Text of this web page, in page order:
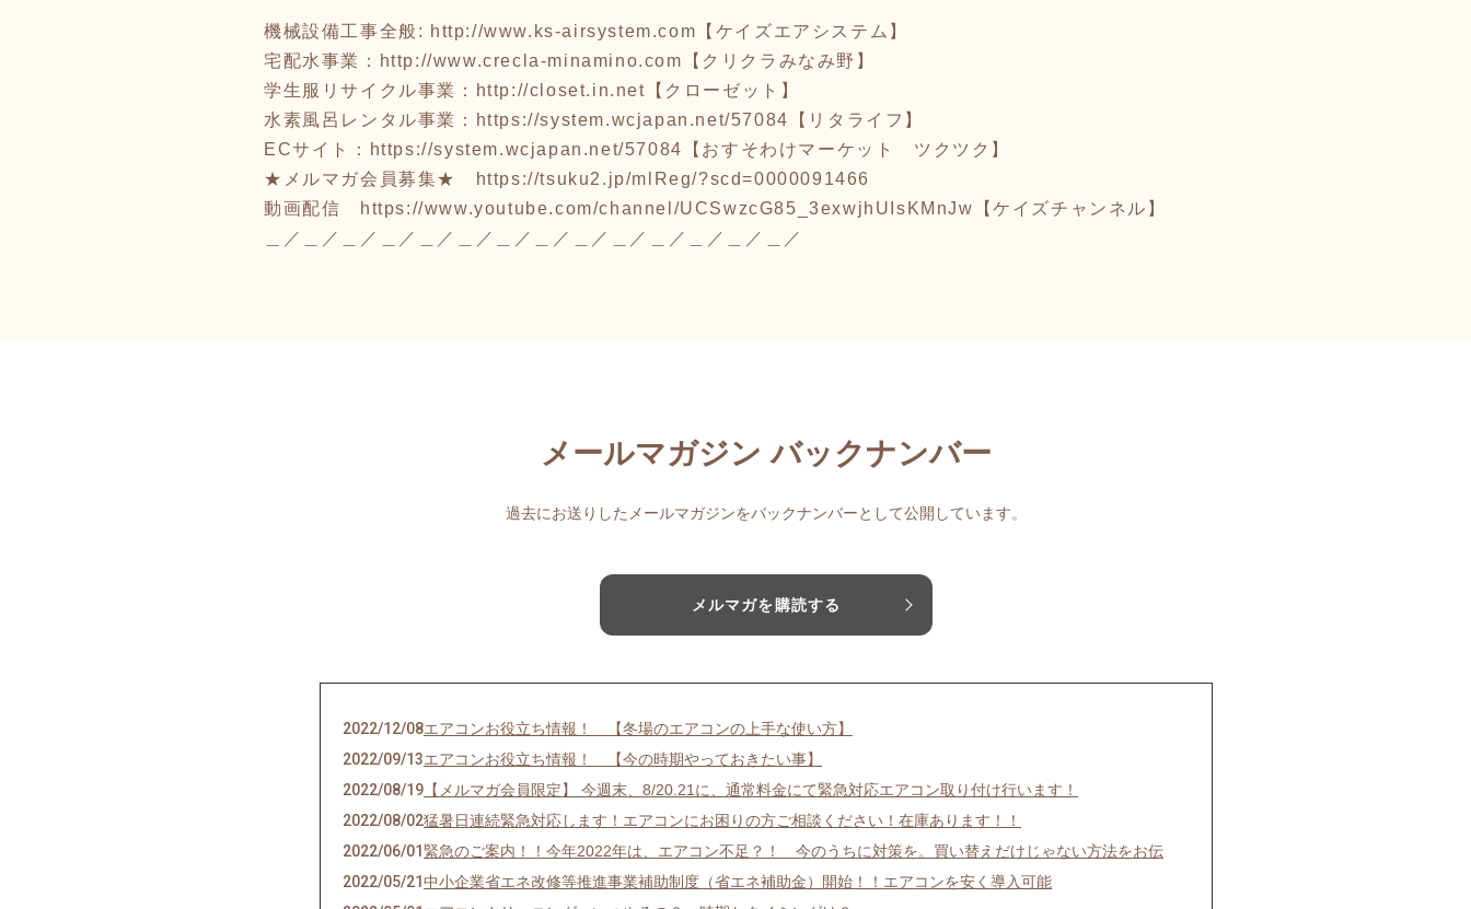
機械設備工事全般: http://www.ks-airsystem.com 【ケイズエアシステム】
宅配水事業：
http://www.crecla-minamino.com 【クリクラみなみ野】
学生服リサイクル事業：
http://closet.in.net 【クローゼット】
水素風呂レンタル事業：
https://system.wcjapan.net/57084
【リタライフ】
ECサイト：
https://system.wcjapan.net/57084
【おすそわけマーケット ツクツク】
★メルマガ会員募集★
https://tsuku2.jp/mlReg/?scd=0000091466
動画配信
https://www.youtube.com/channel/UCSwzcG85_3exwjhUIsKMnJw 【ケイズチャンネル】
＿／＿／＿／＿／＿／＿／＿／＿／＿／＿／＿／＿／＿／＿／
メールマガジン バックナンバー
過去にお送りしたメールマガジンをバックナンバーとして公開しています。
メルマガを購読する
2022/12/08エアコンお役立ち情報！ 【冬場のエアコンの上手な使い方】
2022/09/13エアコンお役立ち情報！ 【今の時期やっておきたい事】
2022/08/19 【メルマガ会員限定】 今週末、8/20.21に、通常料金にて緊急対応エアコン取り付け行います！
2022/08/02猛暑日連続緊急対応します！エアコンにお困りの方ご相談ください！在庫あります！！
2022/06/01 緊急のご案内！！今年2022年は、エアコン不足？！ 今のうちに対策を。買い替えだけじゃない方法をお伝
2022/05/21中小企業省エネ改修等推進事業補助制度（省エネ補助金）開始！！エアコンを安く導入可能